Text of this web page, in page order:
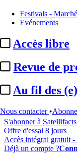
Festivals -
Evénements
Accès libre
Revue de
Au fil des
Nous contacter •
...
Cet article est
Pour accéder à cet
S'abonner à Satellifacts
Offre d'essai 8 jours
Accès intégral gratuit -
Déjà un compte ?